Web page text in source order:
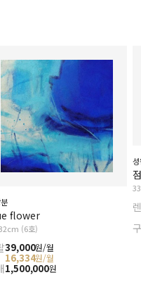
flower
(6호)
39,000원/월
16,334원/월
1,500,000원